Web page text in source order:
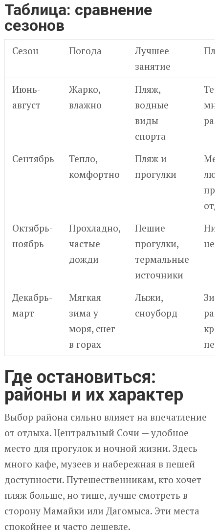
Таблица: сравнение
сезонов
Сезон Погода
Лучшее
занятие
Июнь-
август
Жарко,
влажно
Пляж,
водные
виды
спорта
Сентябрь
Тепло,
комфортно
Пляж и
прогулки
Октябрь-
ноябрь
Прохладно,
частые
дожди
Пешие
прогулки,
термальные
источники
Декабрь-
март
Мягкая
зима у
моря, снег
в горах
Лыжи,
сноуборд
Где остановиться:
районы и их характер
Выбор района сильно влияет на впечатление
от отдыха. Центральный Сочи — удобное
место для прогулок и ночной жизни. Здесь
много кафе, музеев и набережная в пешей
доступности. Путешественникам, кто хочет
пляж больше, но тише, лучше смотреть в
сторону Мамайки или Дагомыса. Эти места
спокойнее и часто дешевле.